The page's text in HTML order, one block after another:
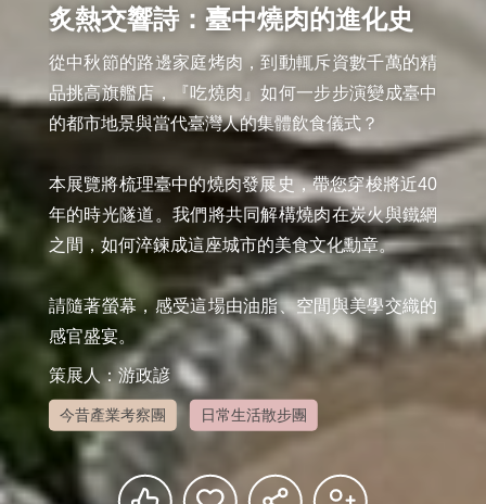
炙熱交響詩：臺中燒肉的進化史
從中秋節的路邊家庭烤肉，到動輒斥資數千萬的精
品挑高旗艦店，『吃燒肉』如何一步步演變成臺中
的都市地景與當代臺灣人的集體飲食儀式？
本展覽將梳理臺中的燒肉發展史，帶您穿梭將近40
年的時光隧道。我們將共同解構燒肉在炭火與鐵網
之間，如何淬鍊成這座城市的美食文化勳章。
請隨著螢幕，感受這場由油脂、空間與美學交織的
感官盛宴。
策展人：游政諺
今昔產業考察團 日常生活散步團